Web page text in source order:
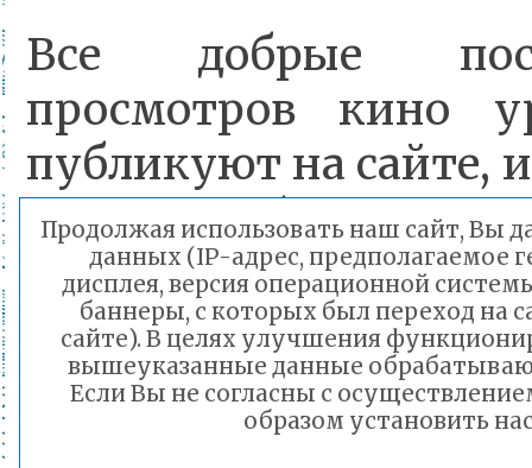
Все добрые
просмотров кино
публикуют на сайте,
число
значит, что всё
детей и взрослых
процесс
среды, в которой мы
Продолжая использовать наш сайт, Вы
данных (IP-адрес, предполагаемое
дисплея, версия операционной
баннеры, с которых был переход на
сайте). В целях улучшения
вышеуказанные данные
Если Вы не согласны с
образом установить